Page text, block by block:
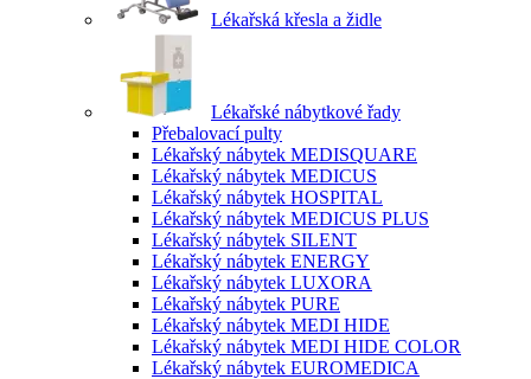
Lékařská křesla a židle
Lékařské nábytkové řady
Přebalovací pulty
Lékařský nábytek MEDISQUARE
Lékařský nábytek MEDICUS
Lékařský nábytek HOSPITAL
Lékařský nábytek MEDICUS PLUS
Lékařský nábytek SILENT
Lékařský nábytek ENERGY
Lékařský nábytek LUXORA
Lékařský nábytek PURE
Lékařský nábytek MEDI HIDE
Lékařský nábytek MEDI HIDE COLOR
Lékařský nábytek EUROMEDICA